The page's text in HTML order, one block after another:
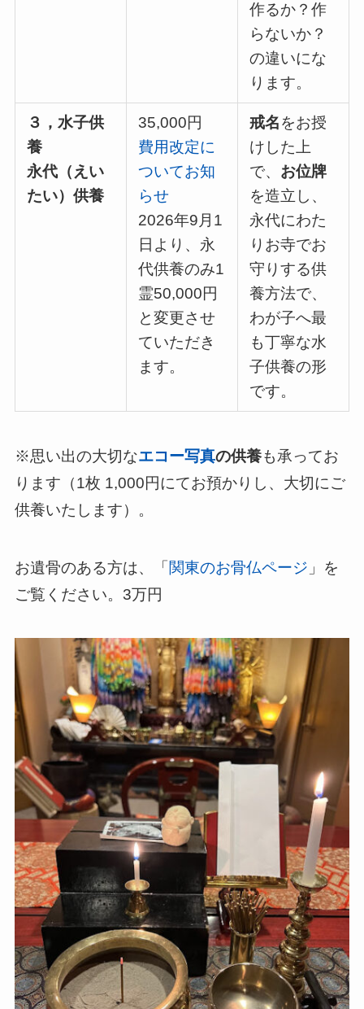
作るか？作
らないか？
の違いにな
ります。
３，水子供
養
永代（えい
たい）供養
35,000円
費用改定に
ついてお知
らせ
2026年9月1
日より、永
代供養のみ1
霊50,000円
と変更させ
ていただき
ます。
戒名をお授
けした上
で、 お位牌
を造立し、
永代にわた
りお寺でお
守りする供
養方法で、
わが子へ最
も丁寧な水
子供養の形
です。
※思い出の大切なエコー写真の供養も承ってお
ります（1枚 1,000円にてお預かりし、大切にご
供養いたします）。
お遺骨のある方は、「関東のお骨仏ページ 」を
ご覧ください。3万円